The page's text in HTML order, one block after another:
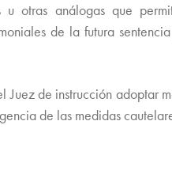
u otras análogas que
de la futura
Juez de instrucción adoptar
de las medidas